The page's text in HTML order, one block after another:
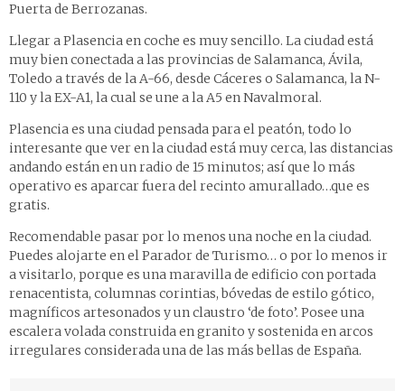
Puerta de Berrozanas.
Llegar a Plasencia en coche es muy sencillo. La ciudad está
muy bien conectada a las provincias de Salamanca, Ávila,
Toledo a través de la A-66, desde Cáceres o Salamanca, la N-
110 y la EX-A1, la cual se une a la A5 en Navalmoral.
Plasencia es una ciudad pensada para el peatón, todo lo
interesante que ver en la ciudad está muy cerca, las distancias
andando están en un radio de 15 minutos; así que lo más
operativo es aparcar fuera del recinto amurallado…que es
gratis.
Recomendable pasar por lo menos una noche en la ciudad.
Puedes alojarte en el Parador de Turismo… o por lo menos ir
a visitarlo, porque es una maravilla de edificio con portada
renacentista, columnas corintias, bóvedas de estilo gótico,
magníficos artesonados y un claustro ‘de foto’. Posee una
escalera volada construida en granito y sostenida en arcos
irregulares considerada una de las más bellas de España.